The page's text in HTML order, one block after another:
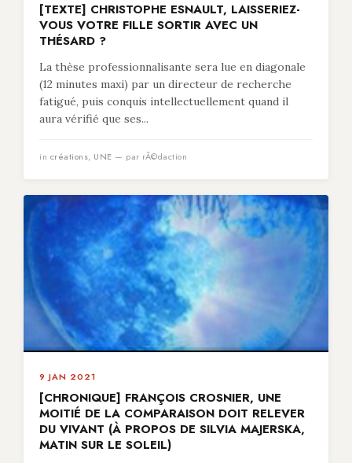
[TEXTE] CHRISTOPHE ESNAULT, LAISSERIEZ-
VOUS VOTRE FILLE SORTIR AVEC UN
THÉSARD ?
La thèse professionnalisante sera lue en diagonale
(12 minutes maxi) par un directeur de recherche
fatigué, puis conquis intellectuellement quand il
aura vérifié que ses...
in créations, UNE — par rÃ©daction
9 JAN 2021
[CHRONIQUE] FRANÇOIS CROSNIER, UNE
MOITIÉ DE LA COMPARAISON DOIT RELEVER
DU VIVANT (À PROPOS DE SILVIA MAJERSKA,
MATIN SUR LE SOLEIL)